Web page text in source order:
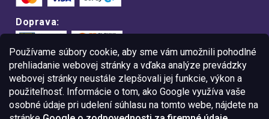
Používame súbory cookie, aby sme vám umožnili pohodlné
prehliadanie webovej stránky a vďaka analýze prevádzky
webovej stránky neustále zlepšovali jej funkcie, výkon a
použiteľnosť. Informácie o tom, ako Google využíva vaše
osobné údaje pri udelení súhlasu na tomto webe, nájdete na
Doprava:
Nakupujte na FOA bezpečne a bez obáv.
Vďaka protokolu HTTPS sú vaše citlivé
dáta v úplnom bezpečí.